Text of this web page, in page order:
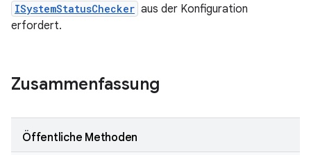
ISystemStatusChecker aus der Konfiguration
erfordert.
Zusammenfassung
Öffentliche Methoden